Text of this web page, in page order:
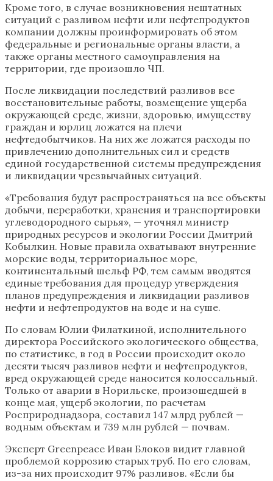
Кроме того, в случае возникновения нештатных
ситуаций с разливом нефти или нефтепродуктов
компании должны проинформировать об этом
федеральные и региональные органы власти, а
также органы местного самоуправления на
территории, где произошло ЧП.
После ликвидации последствий разливов все
восстановительные работы, возмещение ущерба
окружающей среде, жизни, здоровью, имуществу
граждан и юрлиц ложатся на плечи
нефтедобытчиков. На них же ложатся расходы по
привлечению дополнительных сил и средств
единой государственной системы предупреждения
и ликвидации чрезвычайных ситуаций.
«Требования будут распространяться на все объекты
добычи, переработки, хранения и транспортировки
углеводородного сырья», — уточнял министр
природных ресурсов и экологии России Дмитрий
Кобылкин. Новые правила охватывают внутренние
морские воды, территориальное море,
континентальный шельф РФ, тем самым вводятся
единые требования для процедур утверждения
планов предупреждения и ликвидации разливов
нефти и нефтепродуктов на воде и на суше.
По словам Юлии Филаткиной, исполнительного
директора Российского экологического общества,
по статистике, в год в России происходит около
десяти тысяч разливов нефти и нефтепродуктов,
вред окружающей среде наносится колоссальный.
Только от аварии в Норильске, произошедшей в
конце мая, ущерб экологии, по расчетам
Росприроднадзора, составил 147 млрд рублей —
водным объектам и 739 млн рублей — почвам.
Эксперт Greenpeace Иван Блоков видит главной
проблемой коррозию старых труб. По его словам,
из-за них происходит 97% разливов. «Если бы